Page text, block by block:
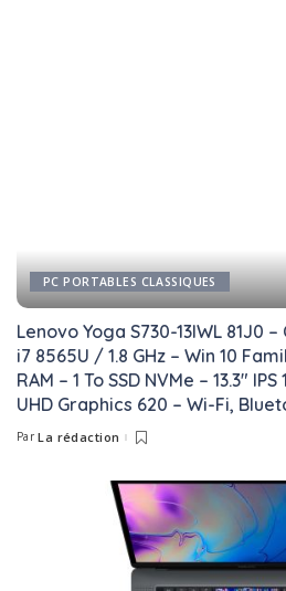
PC PORTABLES CLASSIQUES
Lenovo Yoga S730-13IWL 81J0
i7 8565U / 1.8 GHz – Win 10
RAM – 1 To SSD NVMe – 13.3″
UHD Graphics 620 – Wi-Fi,
Posted
Par La rédaction